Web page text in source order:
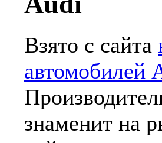
Взято с сайта
автомобилей
знаменит на